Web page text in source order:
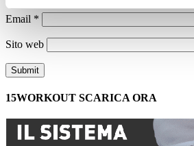
Email *
Sito web
15WORKOUT SCARICA ORA